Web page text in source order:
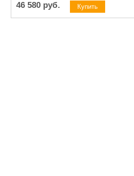
46 580 руб.